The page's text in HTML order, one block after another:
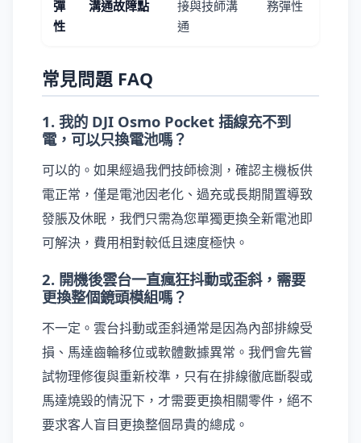
彈
性
溝通故障點
接與技師溝
通
務彈性
常見問題 FAQ
1. 我的 DJI Osmo Pocket 插線充不到
電，可以只換電池嗎？
可以的。如果經過我們技師檢測，確認主機板供
電正常，僅是電池因老化、過充或長期閒置導致
發脹及休眠，我們只需為您單獨更換全新電池即
可解決，費用相對較低且速度極快。
2. 開機後雲台一直瘋狂抖動或歪斜，需要
更換整個鏡頭模組嗎？
不一定。雲台抖動或歪斜通常是因為內部排線受
損、馬達齒輪移位或軟體數據異常。我們會先嘗
試物理修復與重新校準，只有在排線徹底斷裂或
馬達燒毀的情況下，才需要更換相關零件，絕不
要求客人盲目更換整個昂貴的總成。